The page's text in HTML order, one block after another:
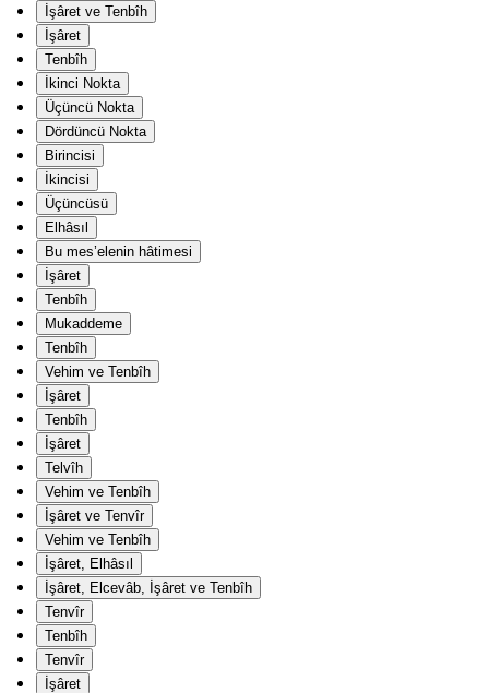
İşâret ve Tenbîh
İşâret
Tenbîh
İkinci Nokta
Üçüncü Nokta
Dördüncü Nokta
Birincisi
İkincisi
Üçüncüsü
Elhâsıl
Bu mes’elenin hâtimesi
İşâret
Tenbîh
Mukaddeme
Tenbîh
Vehim ve Tenbîh
İşâret
Tenbîh
İşâret
Telvîh
Vehim ve Tenbîh
İşâret ve Tenvîr
Vehim ve Tenbîh
İşâret, Elhâsıl
İşâret, Elcevâb, İşâret ve Tenbîh
Tenvîr
Tenbîh
Tenvîr
İşâret